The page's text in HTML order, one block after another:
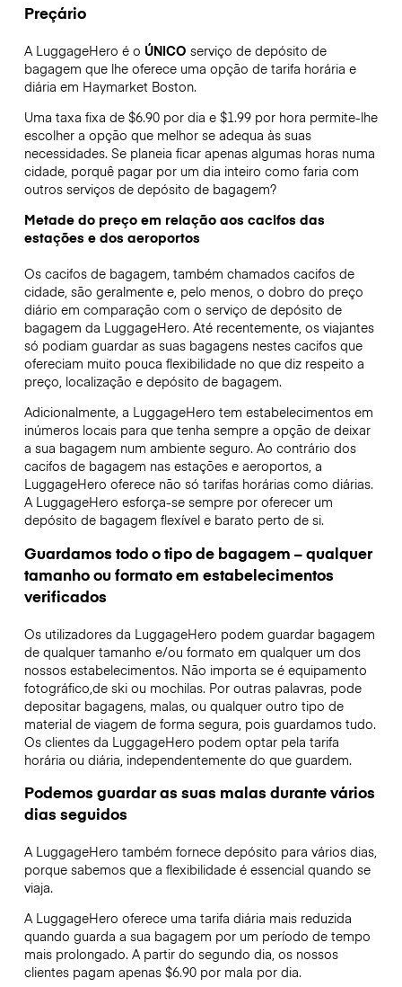
Preçário
A LuggageHero é o ÚNICO serviço de depósito de
bagagem que lhe oferece uma opção de tarifa horária e
diária em Haymarket Boston.
Uma taxa fixa de $6.90 por dia e $1.99 por hora permite-lhe
escolher a opção que melhor se adequa às suas
necessidades. Se planeia ficar apenas algumas horas numa
cidade, porquê pagar por um dia inteiro como faria com
outros serviços de depósito de bagagem?
Metade do preço em relação aos cacifos das
estações e dos aeroportos
Os cacifos de bagagem, também chamados cacifos de
cidade, são geralmente e, pelo menos, o dobro do preço
diário em comparação com o serviço de depósito de
bagagem da LuggageHero. Até recentemente, os viajantes
só podiam guardar as suas bagagens nestes cacifos que
ofereciam muito pouca flexibilidade no que diz respeito a
preço, localização e depósito de bagagem.
Adicionalmente, a LuggageHero tem estabelecimentos em
inúmeros locais para que tenha sempre a opção de deixar
a sua bagagem num ambiente seguro. Ao contrário dos
cacifos de bagagem nas estações e aeroportos, a
LuggageHero oferece não só tarifas horárias como diárias.
A LuggageHero esforça-se sempre por oferecer um
depósito de bagagem flexível e barato perto de si.
Guardamos todo o tipo de bagagem – qualquer
tamanho ou formato em estabelecimentos
verificados
Os utilizadores da LuggageHero podem guardar bagagem
de qualquer tamanho e/ou formato em qualquer um dos
nossos estabelecimentos. Não importa se é equipamento
fotográfico,de ski ou mochilas. Por outras palavras, pode
depositar bagagens, malas, ou qualquer outro tipo de
material de viagem de forma segura, pois guardamos tudo.
Os clientes da LuggageHero podem optar pela tarifa
horária ou diária, independentemente do que guardem.
Podemos guardar as suas malas durante vários
dias seguidos
A LuggageHero também fornece depósito para vários dias,
porque sabemos que a flexibilidade é essencial quando se
viaja.
A LuggageHero oferece uma tarifa diária mais reduzida
quando guarda a sua bagagem por um período de tempo
mais prolongado. A partir do segundo dia, os nossos
clientes pagam apenas $6.90 por mala por dia.